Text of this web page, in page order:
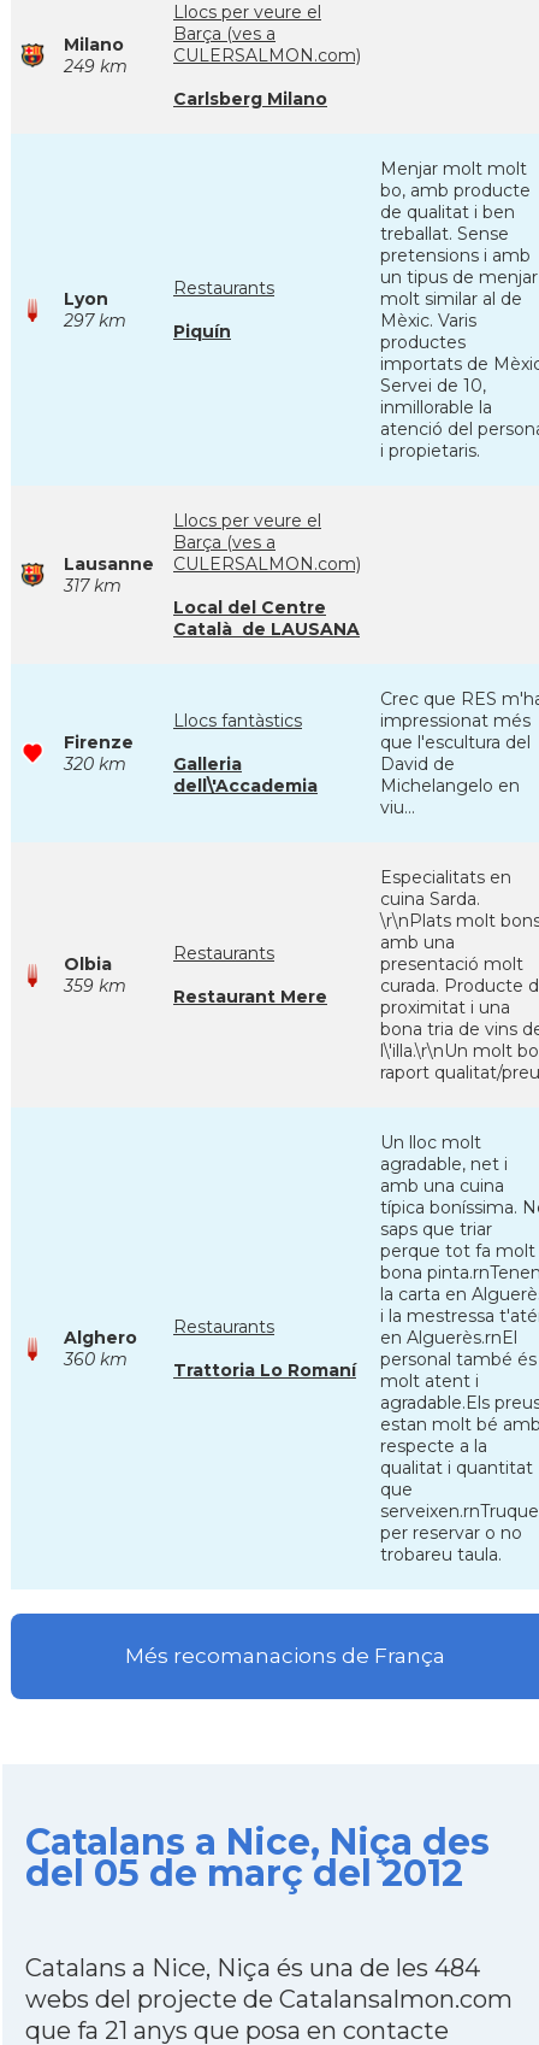
Milano
249 km
Llocs per veure el
Barça (ves a
CULERSALMON.com)
Carlsberg Milano
Lyon
297 km
Restaurants
Piquín
Menjar molt molt
bo, amb producte
de qualitat i ben
treballat. Sense
pretensions i amb
un tipus de menjar
molt similar al de
Mèxic. Varis
productes
importats de
Servei de 10,
inmillorable la
atenció del
i propietaris.
Lausanne
317 km
Llocs per veure el
Barça (ves a
CULERSALMON.com)
Local del Centre
Català de LAUSANA
Firenze
320 km
Llocs fantàstics
Galleria
dell\'Accademia
Crec que RES
impressionat més
que l'escultura del
David de
Michelangelo en
viu...
Olbia
359 km
Restaurants
Restaurant Mere
Especialitats en
cuina Sarda.
\r\nPlats molt
amb una
presentació molt
curada. Producte
proximitat i una
bona tria de vins
l\'illa.\r\nUn molt
raport qualitat/preu
Alghero
360 km
Restaurants
Trattoria Lo Romaní
Un lloc molt
agradable, net i
amb una cuina
típica boníssima.
saps que triar
perque tot fa molt
bona
la carta en
i la mestressa
en Alguerès.rnEl
personal també és
molt atent i
agradable.Els
estan molt bé
respecte a la
qualitat i quantitat
que
per reservar o no
trobareu taula.
Més recomanacions de França
Catalans a Nice, Niça des
del 05 de març del 2012
Catalans a Nice, Niça és una de les 484
webs del projecte de Catalansalmon.com
que fa 21 anys que posa en contacte